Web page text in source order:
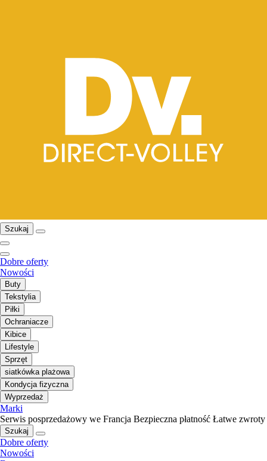
Szukaj
Dobre oferty
Nowości
Buty
Tekstylia
Piłki
Ochraniacze
Kibice
Lifestyle
Sprzęt
siatkówka plażowa
Kondycja fizyczna
Wyprzedaż
Marki
Serwis posprzedażowy we Francja Bezpieczna płatność Łatwe zwroty
Szukaj
Dobre oferty
Nowości